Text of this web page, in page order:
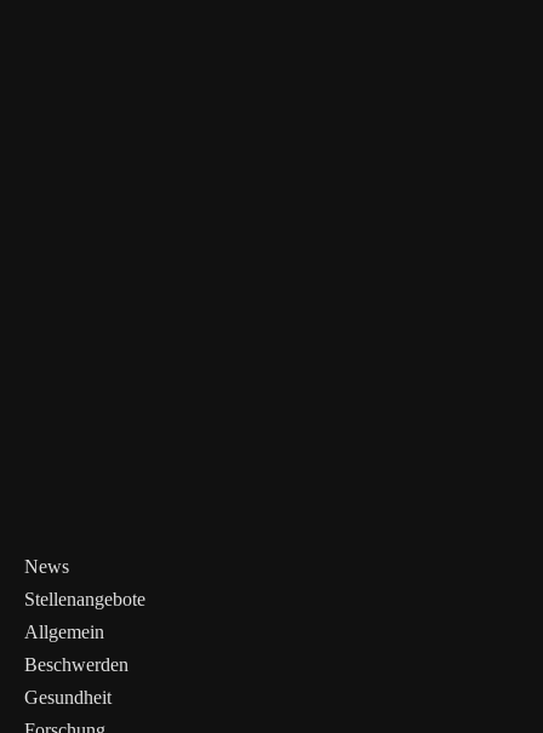
News
Stellenangebote
Allgemein
Beschwerden
Gesundheit